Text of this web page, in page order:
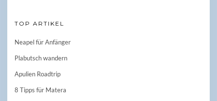
TOP ARTIKEL
Neapel für Anfänger
Plabutsch wandern
Apulien Roadtrip
8 Tipps für Matera